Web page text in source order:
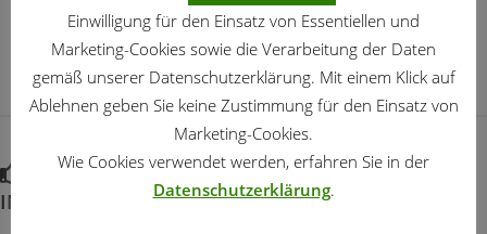
Bogenhanf – eine pflegeleichte Zimmerpflanze
VORHERIGER BEITRAG
Enzianstrauch – ein blaues Wunder im Garten
FÜR DICH VIELLEICHT EBENFALLS
INTERESSANT …
Einwilligung für den Einsatz von Essentiellen und
Marketing-Cookies sowie die Verarbeitung der Daten
gemäß unserer Datenschutzerklärung. Mit einem Klick auf
Ablehnen geben Sie keine Zustimmung für den Einsatz von
Marketing-Cookies.
Wie Cookies verwendet werden, erfahren Sie in der
Datenschutzerklärung.